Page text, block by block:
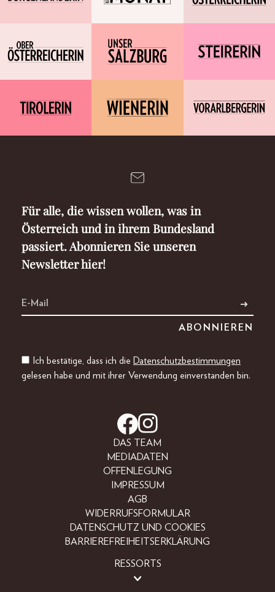
Für alle, die wissen wollen, was in
Österreich und in ihrem Bundesland
passiert. Abonnieren Sie unseren
Newsletter hier!
Ich bestätige, dass ich die Datenschutzbestimmungen
gelesen habe und mit ihrer Verwendung einverstanden bin.
DAS TEAM
MEDIADATEN
OFFENLEGUNG
IMPRESSUM
AGB
WIDERRUFSFORMULAR
DATENSCHUTZ UND COOKIES
BARRIEREFREIHEITSERKLÄRUNG
RESSORTS